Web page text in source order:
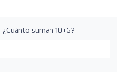
suman 10+6?